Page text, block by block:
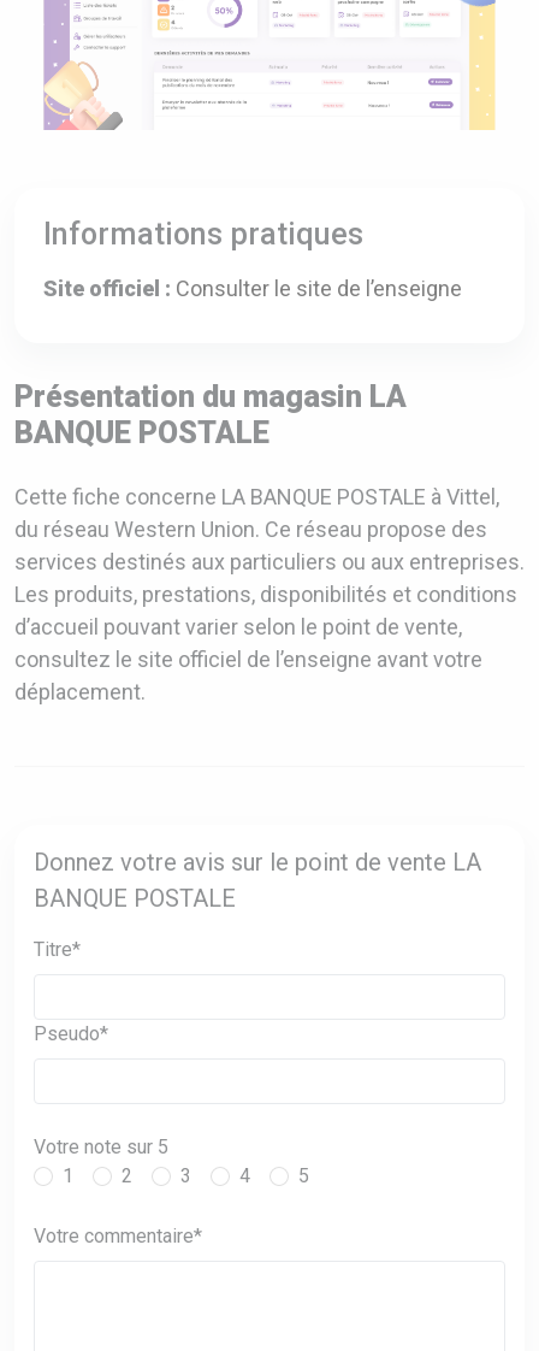
Informations pratiques
Site officiel : Consulter le site de l’enseigne
Présentation du magasin LA
BANQUE POSTALE
Cette fiche concerne LA BANQUE POSTALE à Vittel,
du réseau Western Union. Ce réseau propose des
services destinés aux particuliers ou aux entreprises.
Les produits, prestations, disponibilités et conditions
d’accueil pouvant varier selon le point de vente,
consultez le site officiel de l’enseigne avant votre
déplacement.
Donnez votre avis sur le point de vente LA
BANQUE POSTALE
Titre*
Pseudo*
Votre note sur 5
1
2 3 4 5
Votre commentaire*